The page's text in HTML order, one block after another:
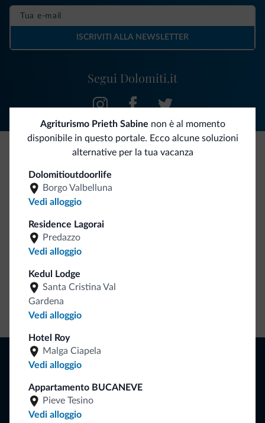
Agriturismo Prieth Sabine non è al momento
disponibile in questo portale. Ecco alcune soluzioni
alternative per la tua vacanza
Dolomitioutdoorlife
Borgo Valbelluna
Vedi alloggio
Residence Lagorai
Predazzo
Vedi alloggio
Kedul Lodge
Santa Cristina Val
Gardena
Vedi alloggio
Hotel Roy
Malga Ciapela
Vedi alloggio
Appartamento BUCANEVE
Pieve Tesino
Vedi alloggio
Segui Dolomiti.it
ISCRIVITI ALLA NEWSLETTER
Be Original, scopri la nuova collezione
Ce l'avete chiesto in tanti. Ecco la nuova collezione firmata
Dolomiti.it!
Attività locali